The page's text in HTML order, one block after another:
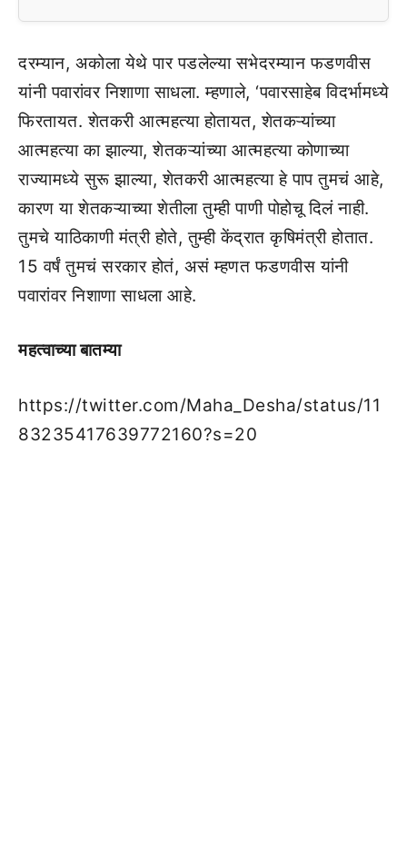
दरम्यान, अकोला येथे पार पडलेल्या सभेदरम्यान फडणवीस
यांनी पवारांवर निशाणा साधला. म्हणाले, ‘पवारसाहेब विदर्भामध्ये
फिरतायत. शेतकरी आत्महत्या होतायत, शेतकऱ्यांच्या
आत्महत्या का झाल्या, शेतकऱ्यांच्या आत्महत्या कोणाच्या
राज्यामध्ये सुरू झाल्या, शेतकरी आत्महत्या हे पाप तुमचं आहे,
कारण या शेतकऱ्याच्या शेतीला तुम्ही पाणी पोहोचू दिलं नाही.
तुमचे याठिकाणी मंत्री होते, तुम्ही केंद्रात कृषिमंत्री होतात.
15 वर्षं तुमचं सरकार होतं, असं म्हणत फडणवीस यांनी
पवारांवर निशाणा साधला आहे.
महत्वाच्या बातम्या
https://twitter.com/Maha_Desha/status/11
83235417639772160?s=20